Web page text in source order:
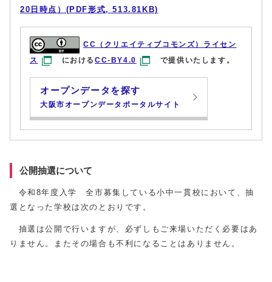
20日時点）(PDF形式, 513.81KB)
CC（クリエイティブコモンズ）ライセン
ス
におけるCC-BY4.0 で提供いたします。
オープンデータを探す
大阪市オープンデータポータルサイト
公開抽選について
令和8年度入学 全市募集している小中一貫校において、抽
選となった学校は次のとおりです。
抽選は公開で行いますが、必ずしもご来場いただく必要はあ
りません。またその場合も不利になることはありません。